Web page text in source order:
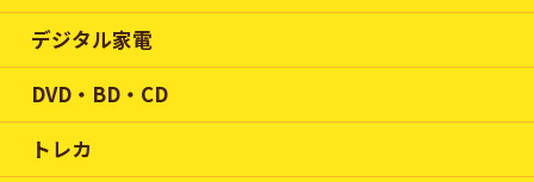
デジタル家電
DVD・BD・CD
トレカ